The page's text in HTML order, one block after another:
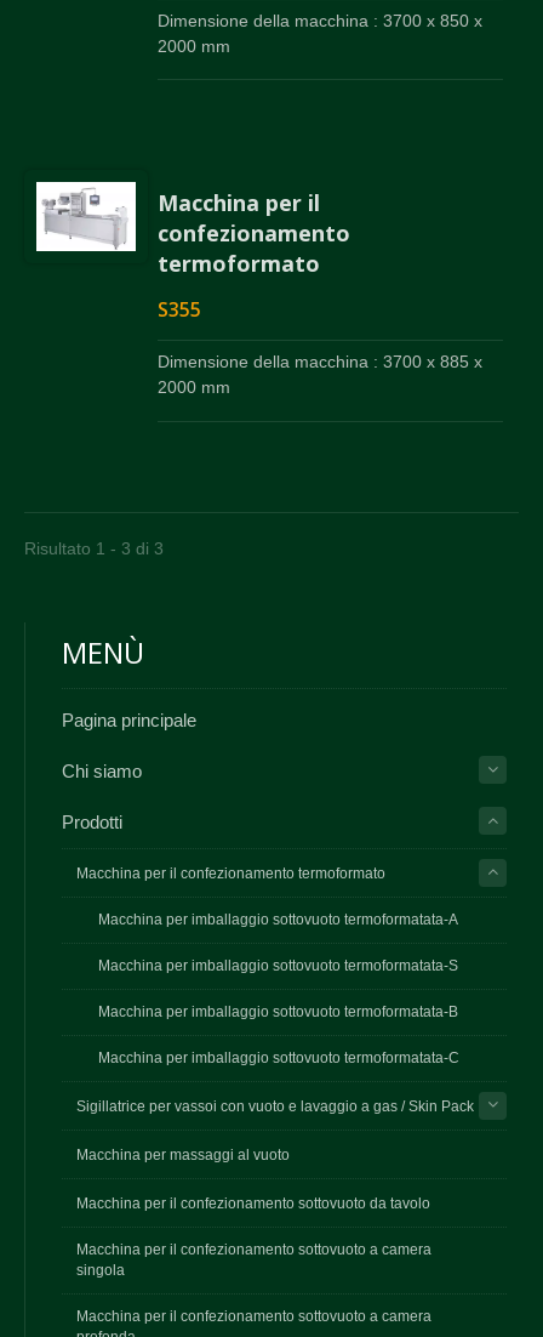
Dimensione della macchina : 3700 x 850 x
2000 mm
Macchina per il
confezionamento
termoformato
S355
Dimensione della macchina : 3700 x 885 x
2000 mm
Risultato 1 - 3 di 3
MENÙ
Pagina principale
Chi siamo
Prodotti
Macchina per il confezionamento termoformato
Macchina per imballaggio sottovuoto termoformatata-A
Macchina per imballaggio sottovuoto termoformatata-S
Macchina per imballaggio sottovuoto termoformatata-B
Macchina per imballaggio sottovuoto termoformatata-C
Sigillatrice per vassoi con vuoto e lavaggio a gas / Skin Pack
Macchina per massaggi al vuoto
Macchina per il confezionamento sottovuoto da tavolo
Macchina per il confezionamento sottovuoto a camera
singola
Macchina per il confezionamento sottovuoto a camera